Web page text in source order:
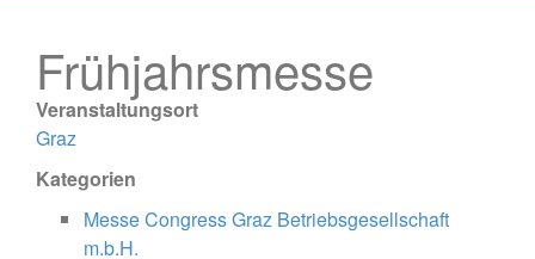
Frühjahrsmesse
Veranstaltungsort
Graz
Kategorien
Messe Congress Graz Betriebsgesellschaft
m.b.H.